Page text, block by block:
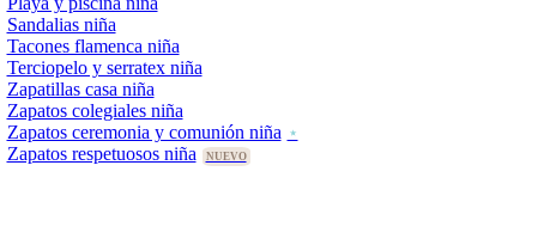
Sandalias niña
Tacones flamenca niña
Terciopelo y serratex niña
Zapatillas casa niña
Zapatos colegiales niña
Zapatos ceremonia y comunión niña
Zapatos respetuosos niña